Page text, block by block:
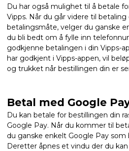
Du har også mulighet til å betale
Vipps. Når du går videre til betaling
betalingsmåte, velger du ganske
du bli bedt om å fylle inn
godkjenne betalingen i din Vipps-
har godkjent i Vipps-appen, vil
og trukket når bestillingen din er
Betal med Google
Du kan betale for bestillingen din
Google Pay. Når du kommer til
du ganske enkelt Google Pay
Deretter åpnes et vindu der du